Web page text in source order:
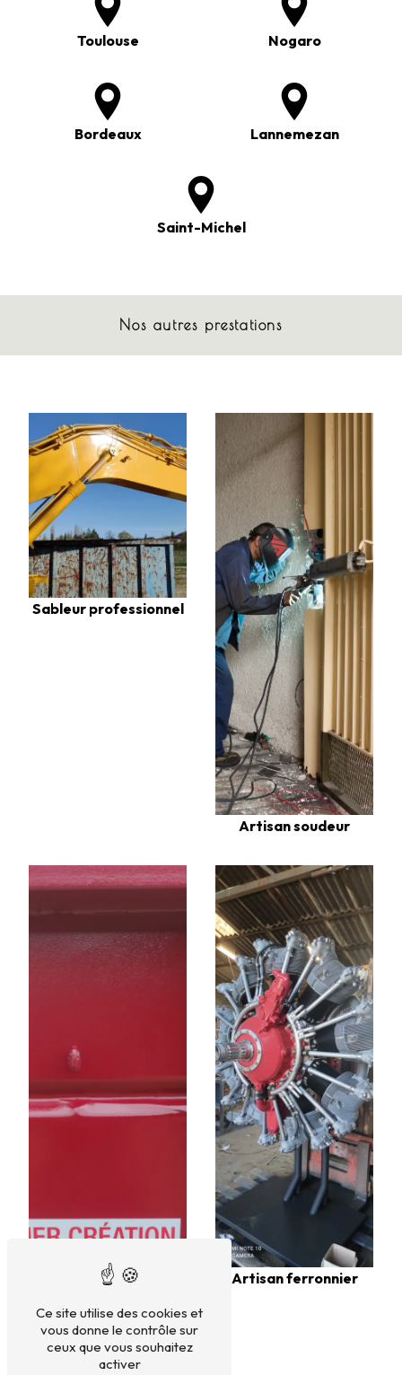
Toulouse Nogaro
Bordeaux Lannemezan
Saint-Michel
Nos autres prestations
Sableur professionnel
Artisan soudeur
Artisan ferronnier
Ce site utilise des cookies et
vous donne le contrôle sur
ceux que vous souhaitez
activer